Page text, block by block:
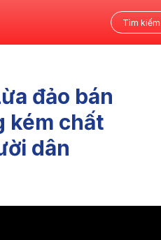
đảo bán
kém chất
dân